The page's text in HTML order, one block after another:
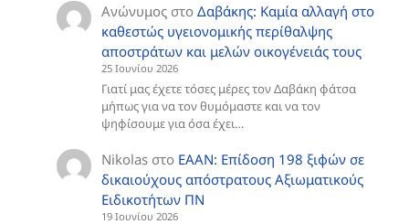
Ανώνυμος στοΔαβάκης: Καμία αλλαγή στο
καθεστώς υγειονομικής περίθαλψης
αποστράτων και μελών οικογένειάς τους
25 Ιουνίου 2026
Γιατί μας έχετε τόσες μέρες τον Δαβάκη φάτσα
μήπως για να τον θυμόμαστε και να τον
ψηφίσουμε για όσα έχει…
Nikolas στο ΕΑΑΝ: Επίδοση 198 ξιφών σε
δικαιούχους απόστρατους Αξιωματικούς
Ειδικοτήτων ΠΝ
19 Ιουνίου 2026